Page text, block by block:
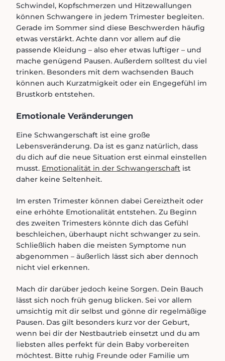
Schwindel, Kopfschmerzen und Hitzewallungen
können Schwangere in jedem Trimester begleiten.
Gerade im Sommer sind diese Beschwerden häufig
etwas verstärkt. Achte dann vor allem auf die
passende Kleidung – also eher etwas luftiger – und
mache genügend Pausen. Außerdem solltest du viel
trinken. Besonders mit dem wachsenden Bauch
können auch Kurzatmigkeit oder ein Engegefühl im
Brustkorb entstehen.
Emotionale Veränderungen
Eine Schwangerschaft ist eine große
Lebensveränderung. Da ist es ganz natürlich, dass
du dich auf die neue Situation erst einmal einstellen
musst. Emotionalität in der Schwangerschaft ist
daher keine Seltenheit.
Im ersten Trimester können dabei Gereiztheit oder
eine erhöhte Emotionalität entstehen. Zu Beginn
des zweiten Trimesters könnte dich das Gefühl
beschleichen, überhaupt nicht schwanger zu sein.
Schließlich haben die meisten Symptome nun
abgenommen – äußerlich lässt sich aber dennoch
nicht viel erkennen.
Mach dir darüber jedoch keine Sorgen. Dein Bauch
lässt sich noch früh genug blicken. Sei vor allem
umsichtig mit dir selbst und gönne dir regelmäßige
Pausen. Das gilt besonders kurz vor der Geburt,
wenn bei dir der Nestbautrieb einsetzt und du am
liebsten alles perfekt für dein Baby vorbereiten
möchtest. Bitte ruhig Freunde oder Familie um